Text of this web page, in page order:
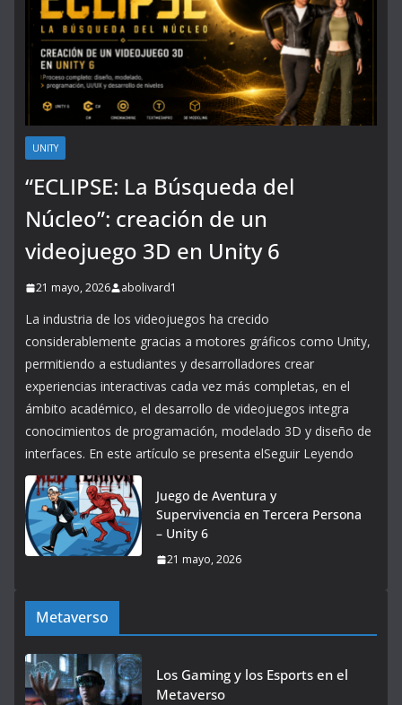
UNITY
“ECLIPSE: La Búsqueda del
Núcleo”: creación de un
videojuego 3D en Unity 6
21 mayo, 2026 abolivard1
La industria de los videojuegos ha crecido
considerablemente gracias a motores gráficos como Unity,
permitiendo a estudiantes y desarrolladores crear
experiencias interactivas cada vez más completas, en el
ámbito académico, el desarrollo de videojuegos integra
conocimientos de programación, modelado 3D y diseño de
interfaces. En este artículo se presenta elSeguir Leyendo
Juego de Aventura y
Supervivencia en Tercera Persona
– Unity 6
21 mayo, 2026
Metaverso
Los Gaming y los Esports en el
Metaverso